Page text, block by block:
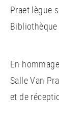
Praet lègue
Bibliothèque
En
Salle Van
et de